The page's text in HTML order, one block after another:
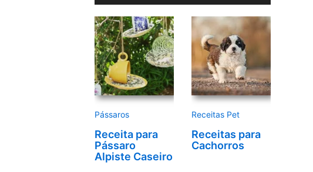
d
e
v
í
d
e
Pássaros
Receita para
Pássaro
Alpiste Caseiro
Receitas Pet
Receitas para
Cachorros